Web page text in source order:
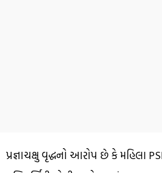
પ્રજ્ઞાચક્ષુ વૃદ્ધનો આરોપ છે કે મહિલા